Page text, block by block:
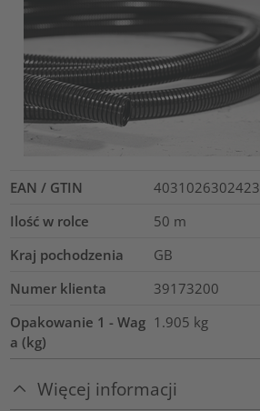
EAN / GTIN
4031026302423
Ilość w rolce
50 m
Kraj pochodzenia
GB
Numer klienta
39173200
Opakowanie 1 - Wag
a (kg)
1.905 kg
Więcej informacji